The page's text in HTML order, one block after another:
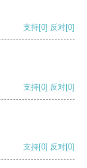
支持[0] 反对[0]
支持[0] 反对[0]
支持[0] 反对[0]